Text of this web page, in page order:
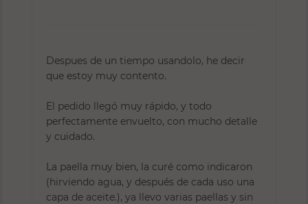
Despues de un tiempo usandolo, he decir
que estoy muy contento.
El pedido llegó muy rápido, y todo
perfectamente envuelto, con mucho detalle
y cuidado.
La paella muy bien, la curé como indicaron
(hirviendo agua, y después de cada uso una
capa de aceite.), ya llevo varias paellas y sin